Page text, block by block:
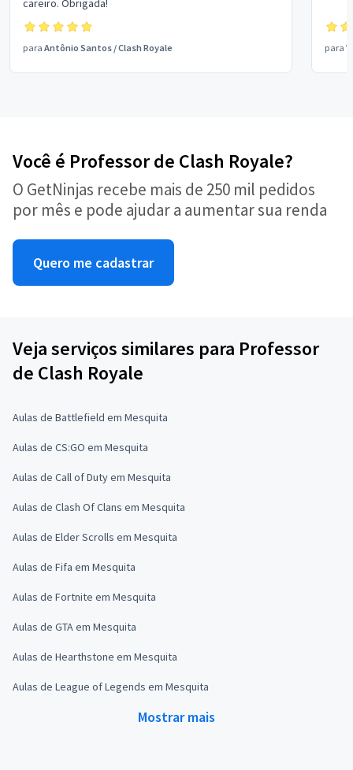
careiro. Obrigada!
para Antônio Santos /Clash Royale para
Você é Professor de Clash Royale?
O GetNinjas recebe mais de 250 mil pedidos
por mês e pode ajudar a aumentar sua renda
Quero me cadastrar
Veja serviços similares para Professor
de Clash Royale
Aulas de Battlefield em Mesquita
Aulas de CS:GO em Mesquita
Aulas de Call of Duty em Mesquita
Aulas de Clash Of Clans em Mesquita
Aulas de Elder Scrolls em Mesquita
Aulas de Fifa em Mesquita
Aulas de Fortnite em Mesquita
Aulas de GTA em Mesquita
Aulas de Hearthstone em Mesquita
Aulas de League of Legends em Mesquita
Mostrar mais